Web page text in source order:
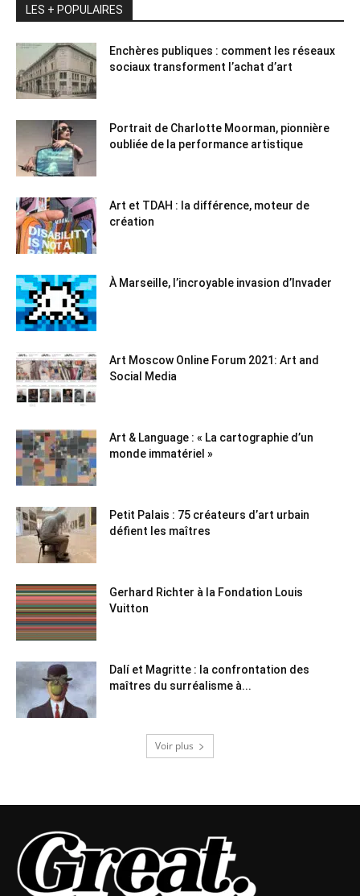
LES + POPULAIRES
Enchères publiques : comment les réseaux
sociaux transforment l’achat d’art
Portrait de Charlotte Moorman, pionnière
oubliée de la performance artistique
Art et TDAH : la différence, moteur de
création
À Marseille, l’incroyable invasion d’Invader
Art Moscow Online Forum 2021: Art and
Social Media
Art & Language : « La cartographie d’un
monde immatériel »
Petit Palais : 75 créateurs d’art urbain
défient les maîtres
Gerhard Richter à la Fondation Louis
Vuitton
Dalí et Magritte : la confrontation des
maîtres du surréalisme à...
Voir plus